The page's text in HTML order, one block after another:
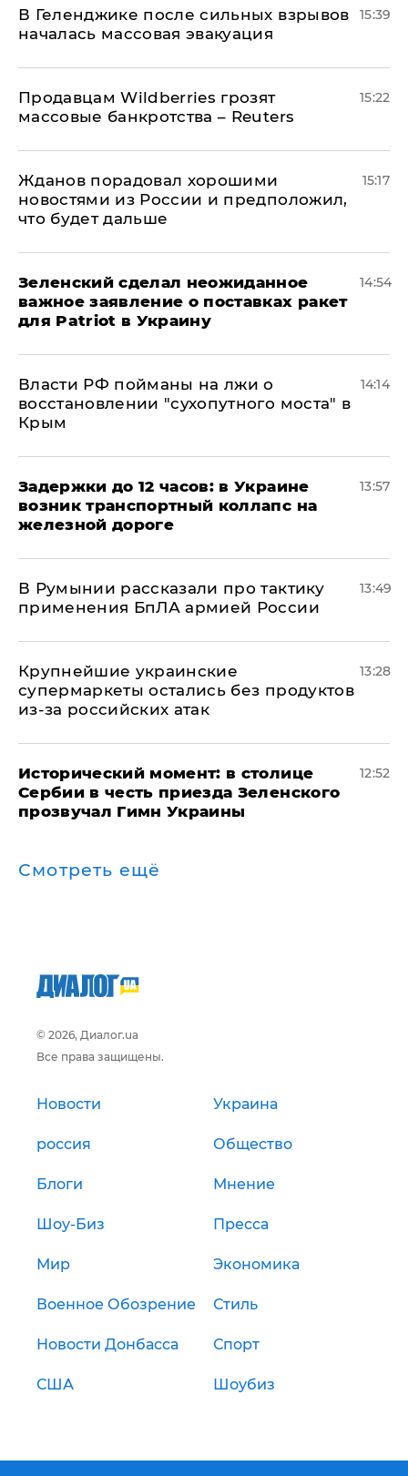
В Геленджике после сильных взрывов
началась массовая эвакуация
15:39
Продавцам Wildberries грозят
массовые банкротства – Reuters
15:22
Жданов порадовал хорошими
новостями из России и предположил,
что будет дальше
15:17
Зеленский сделал неожиданное
важное заявление о поставках ракет
для Patriot в Украину
14:54
Власти РФ пойманы на лжи о
восстановлении "сухопутного моста" в
Крым
14:14
Задержки до 12 часов: в Украине
возник транспортный коллапс на
железной дороге
13:57
В Румынии рассказали про тактику
применения БпЛА армией России
13:49
Крупнейшие украинские
супермаркеты остались без продуктов
из-за российских атак
13:28
Исторический момент: в столице
Сербии в честь приезда Зеленского
прозвучал Гимн Украины
12:52
Смотреть ещё
© 2026, Диалог.ua
Все права защищены.
Новости Украина
россия Общество
Блоги Мнение
Шоу-Биз Пресса
Мир Экономика
Военное Обозрение Стиль
Новости Донбасса Спорт
США Шоубиз